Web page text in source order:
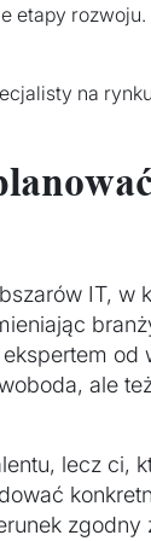
etapy rozwoju.
na
IT, w
od
ale
lecz ci,
zgodny